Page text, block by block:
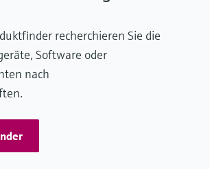
recherchieren Sie die
Software oder
nach